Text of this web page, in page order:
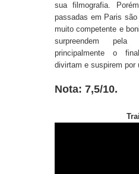
sua filmografia.
passadas em Paris
muito competente e
surpreendem
principalmente o
divirtam e suspirem por
Nota: 7,5/10.